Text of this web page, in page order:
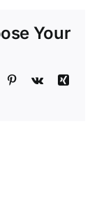
Your
Pinterest
Vk
Xing